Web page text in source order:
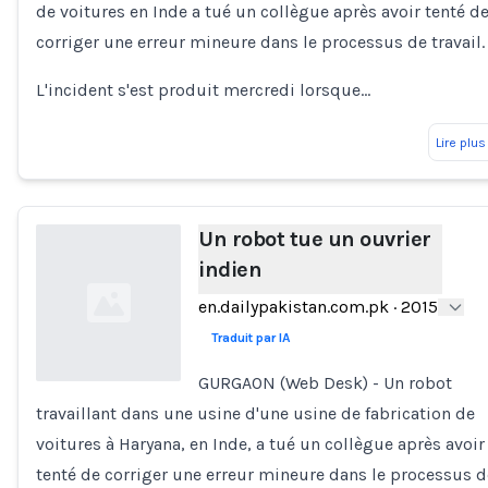
de voitures en Inde a tué un collègue après avoir tenté de
corriger une erreur mineure dans le processus de travail.
L'incident s'est produit mercredi lorsque…
Lire plus
Un robot tue un ouvrier
indien
en.dailypakistan.com.pk · 2015
Traduit par IA
GURGAON (Web Desk) - Un robot
travaillant dans une usine d'une usine de fabrication de
voitures à Haryana, en Inde, a tué un collègue après avoir
tenté de corriger une erreur mineure dans le processus